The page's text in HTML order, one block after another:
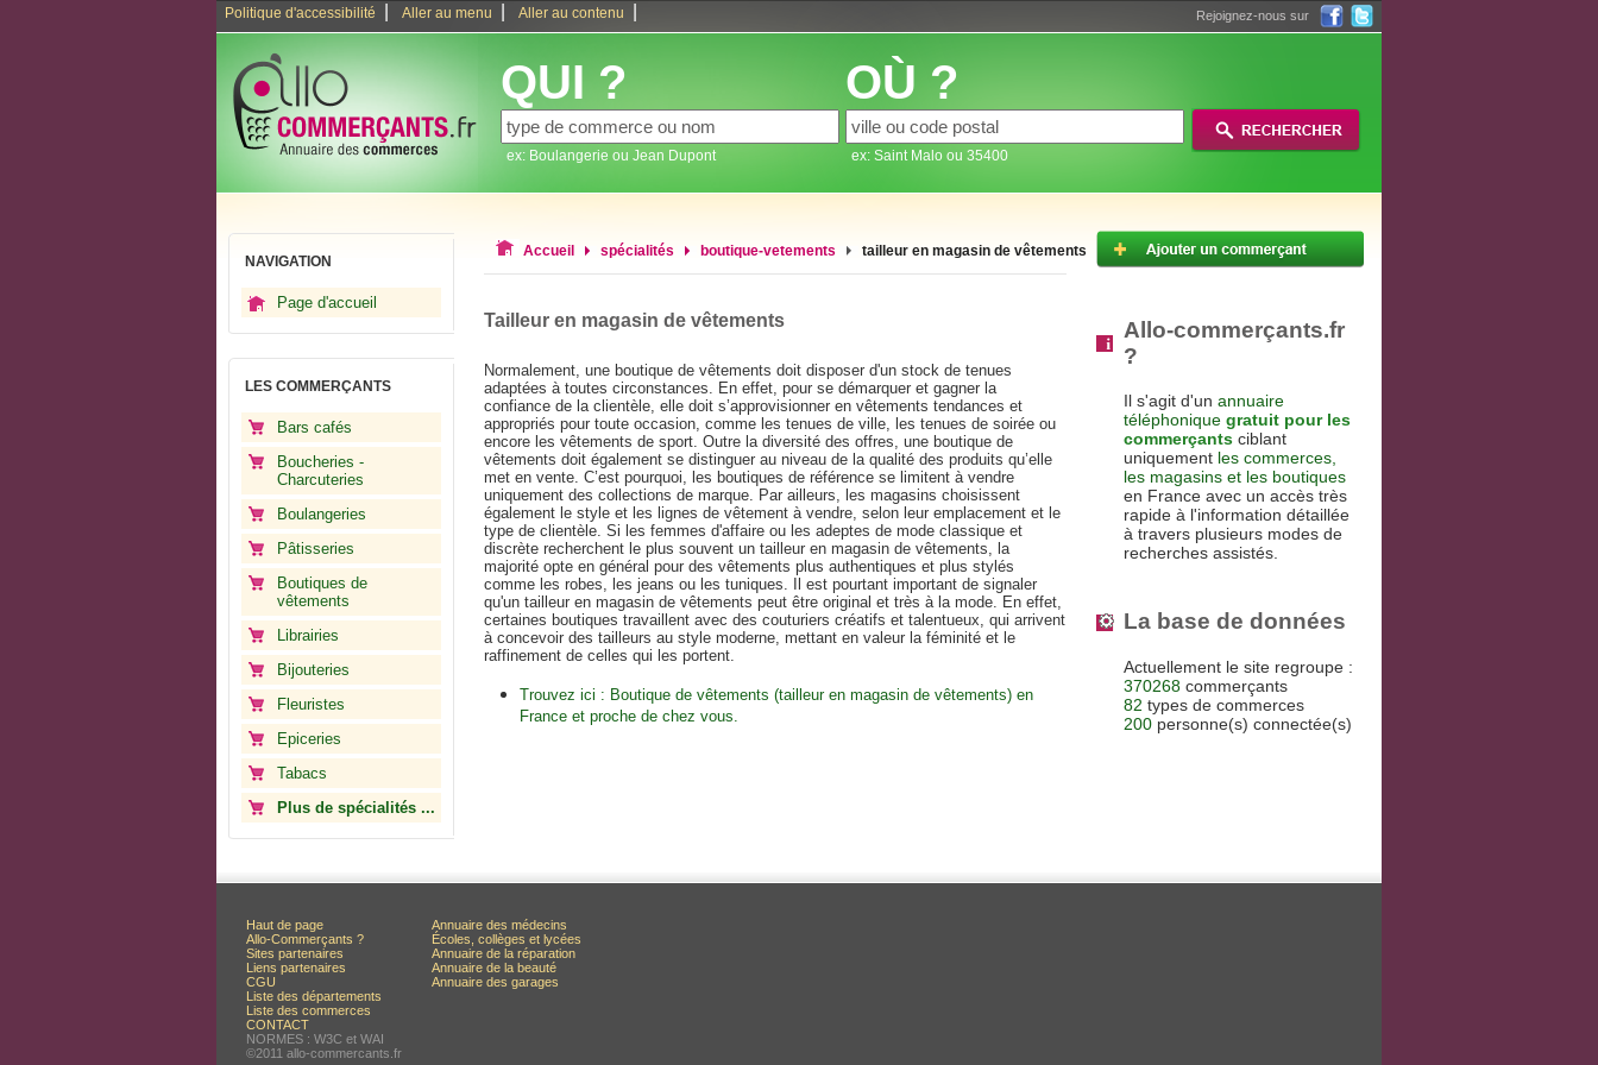
Politique d'accessibilité Aller au menu Aller au contenu Rejoignez-nous sur
QUI ?
ex: Boulangerie ou Jean Dupont
OÙ ?
ex: Saint Malo ou 35400
NAVIGATION
Page d'accueil
LES COMMERÇANTS
Bars cafés
Boucheries -
Charcuteries
Boulangeries
Pâtisseries
Boutiques de
vêtements
Librairies
Bijouteries
Fleuristes
Epiceries
Tabacs
Plus de spécialités ...
Accueil spécialités boutique-vetements tailleur en magasin de vêtements
Tailleur en magasin de vêtements
Normalement, une boutique de vêtements doit disposer d'un stock de tenues
adaptées à toutes circonstances. En effet, pour se démarquer et gagner la
confiance de la clientèle, elle doit s’approvisionner en vêtements tendances et
appropriés pour toute occasion, comme les tenues de ville, les tenues de soirée ou
encore les vêtements de sport. Outre la diversité des offres, une boutique de
vêtements doit également se distinguer au niveau de la qualité des produits qu’elle
met en vente. C’est pourquoi, les boutiques de référence se limitent à vendre
uniquement des collections de marque. Par ailleurs, les magasins choisissent
également le style et les lignes de vêtement à vendre, selon leur emplacement et le
type de clientèle. Si les femmes d'affaire ou les adeptes de mode classique et
discrète recherchent le plus souvent un tailleur en magasin de vêtements, la
majorité opte en général pour des vêtements plus authentiques et plus stylés
comme les robes, les jeans ou les tuniques. Il est pourtant important de signaler
qu'un tailleur en magasin de vêtements peut être original et très à la mode. En effet,
certaines boutiques travaillent avec des couturiers créatifs et talentueux, qui arrivent
à concevoir des tailleurs au style moderne, mettant en valeur la féminité et le
raffinement de celles qui les portent.
Trouvez ici : Boutique de vêtements (tailleur en magasin de vêtements) en
France et proche de chez vous.
Allo-commerçants.fr
?
Il s'agit d'un annuaire
téléphonique gratuit pour les
commerçants ciblant
uniquement les commerces,
les magasins et les boutiques
en France avec un accès très
rapide à l'information détaillée
à travers plusieurs modes de
recherches assistés.
La base de données
Actuellement le site regroupe :
370268 commerçants
82 types de commerces
200 personne(s) connectée(s)
Haut de page
Allo-Commerçants ?
Sites partenaires
Liens partenaires
CGU
Liste des départements
Liste des commerces
CONTACT
NORMES : W3C et WAI
©2011 allo-commercants.fr
Annuaire des médecins
Écoles, collèges et lycées
Annuaire de la réparation
Annuaire de la beauté
Annuaire des garages